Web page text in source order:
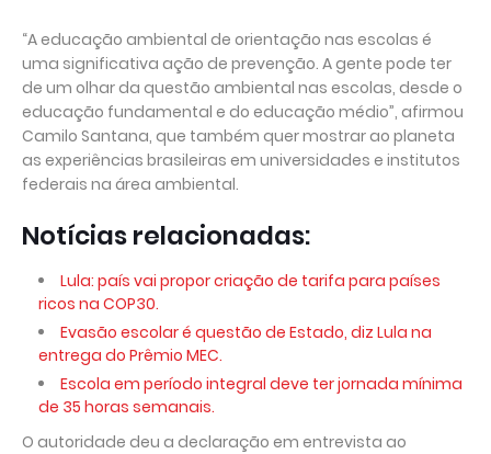
“A educação ambiental de orientação nas escolas é
uma significativa ação de prevenção. A gente pode ter
de um olhar da questão ambiental nas escolas, desde o
educação fundamental e do educação médio”, afirmou
Camilo Santana, que também quer mostrar ao planeta
as experiências brasileiras em universidades e institutos
federais na área ambiental.
Notícias relacionadas:
Lula: país vai propor criação de tarifa para países
ricos na COP30.
Evasão escolar é questão de Estado, diz Lula na
entrega do Prêmio MEC.
Escola em período integral deve ter jornada mínima
de 35 horas semanais.
O autoridade deu a declaração em entrevista ao